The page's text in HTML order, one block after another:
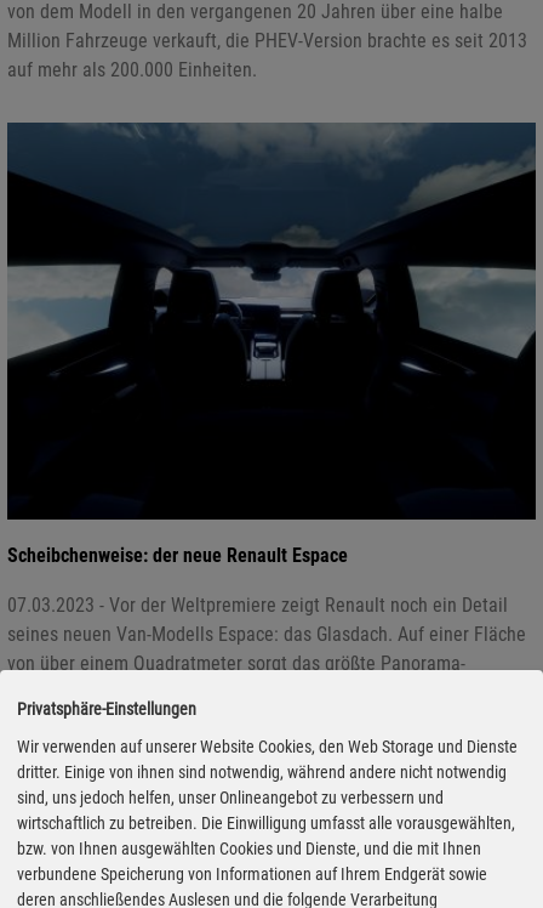
von dem Modell in den vergangenen 20 Jahren über eine halbe
Million Fahrzeuge verkauft, die PHEV-Version brachte es seit 2013
auf mehr als 200.000 Einheiten.
Scheibchenweise: der neue Renault Espace
07.03.2023 - Vor der Weltpremiere zeigt Renault noch ein Detail
seines neuen Van-Modells Espace: das Glasdach. Auf einer Fläche
von über einem Quadratmeter sorgt das größte Panorama-
steigt. Doch vielleicht zeigt Renault noch mehr spannende Details
bis zur Weltpremiere am 28. März um 10:00 Uhr (MEZ) unter
https://events.renault.com/en. (aum)
Privatsphäre-Einstellungen
Wir verwenden auf unserer Website Cookies, den Web Storage und Dienste
dritter. Einige von ihnen sind notwendig, während andere nicht notwendig
sind, uns jedoch helfen, unser Onlineangebot zu verbessern und
wirtschaftlich zu betreiben. Die Einwilligung umfasst alle vorausgewählten,
bzw. von Ihnen ausgewählten Cookies und Dienste, und die mit Ihnen
verbundene Speicherung von Informationen auf Ihrem Endgerät sowie
deren anschließendes Auslesen und die folgende Verarbeitung